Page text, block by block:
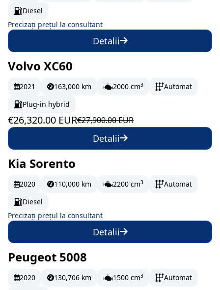
Diesel
Precizați prețul la consultant
Detalii
În stoc 438.67 EUR/lună
Volvo XC60
2021 163,000 km 2000 cm3
Automat
Plug-in hybrid
€26,320.00 EUR€27,900.00 EUR
Detalii
La comandă
Kia Sorento
2020 110,000 km 2200 cm3
Automat
Diesel
Precizați prețul la consultant
Detalii
În stoc 288.67 EUR/lună
Peugeot 5008
2020 130,706 km 1500 cm3
Automat